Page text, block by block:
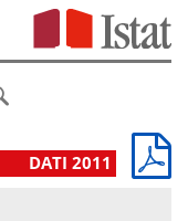
DATI 2011